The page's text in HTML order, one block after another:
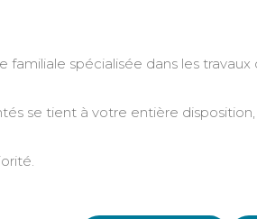
familiale spécialisée dans les
se tient à votre entière